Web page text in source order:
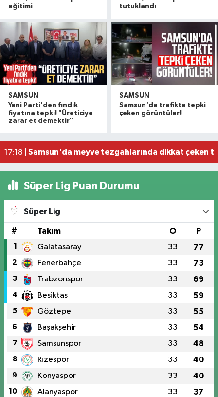
eğitimi
tutuklandı
SAMSUN
Yeni Parti'den fındık
fiyatına tepki! "Üreticiye
zarar et demektir"
SAMSUN
Samsun'da trafikte tepki
çeken görüntüler!
19:59 |NebiyanFest başladı: 7 yaşındaki çocuktan
18:50 |20. Kunduz Yağlı Güreşleri'nde festival
Samsun'da genç kadının bıçaklanmasıyla ilgili 1
17:18 | Samsun'da meyve tezgahlarında dikkat çeken
Süper Lig Puan Durumu
Süper Lig
# Takım O P
1 Galatasaray 33 77
2 Fenerbahçe 33 73
3 Trabzonspor 33 69
4 Beşiktaş 33 59
5 Göztepe 33 55
6 Başakşehir 33 54
7 Samsunspor 33 48
8 Rizespor 33 40
9 Konyaspor 33 40
10 Alanyaspor 33 37